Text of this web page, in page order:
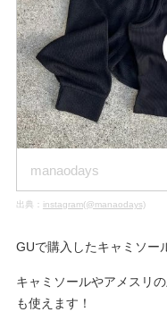
manaodays
出典： instagram(@manaodays)
GUで購入したキャミソー
キャミソールやアメスリ
も使えます！